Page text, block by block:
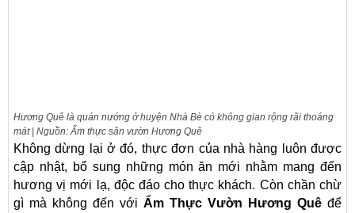
Hương Quê là quán nướng ở huyện Nhà Bè có không gian rộng rãi thoáng
mát | Nguồn: Ẩm thực sân vườn Hương Quê
Không dừng lại ở đó, thực đơn của nhà hàng luôn được
cập nhật, bổ sung những món ăn mới nhằm mang đến
hương vị mới lạ, độc đáo cho thực khách. Còn chần chừ
gì mà không đến với Ẩm Thực Vườn Hương Quê để